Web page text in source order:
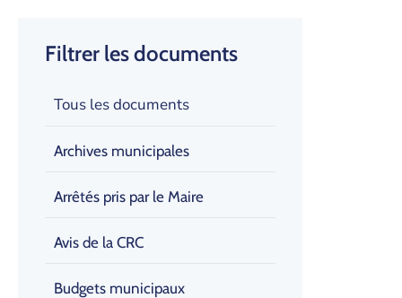
Filtrer les documents
Tous les documents
Archives municipales
Arrêtés pris par le Maire
Avis de la CRC
Budgets municipaux